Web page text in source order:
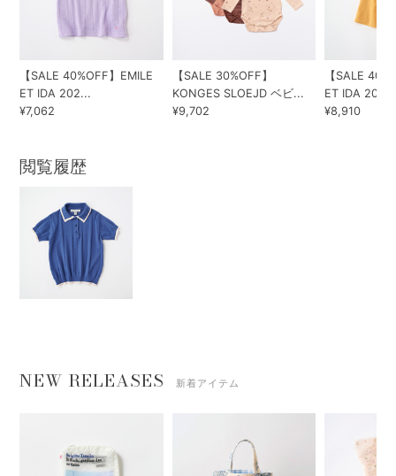
【SALE 40%OFF】EMILE
ET IDA 202...
¥7,062
【SALE 30%OFF】
KONGES SLOEJD ベビ...
¥9,702
【SALE
ET IDA 202...
¥8,910
閲覧履歴
NEW RELEASES 新着アイテム